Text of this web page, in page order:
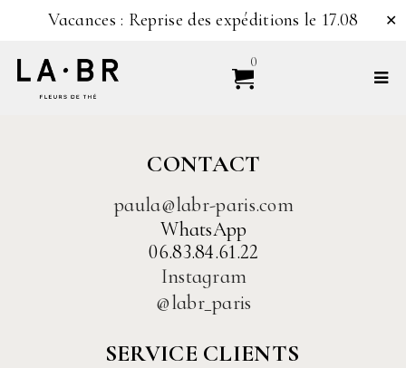
Vacances : Reprise des expéditions le 17.08 ✕
0
CONTACT
paula@labr-paris.com
WhatsApp
06.83.84.61.22
Instagram
@labr_paris
SERVICE CLIENTS